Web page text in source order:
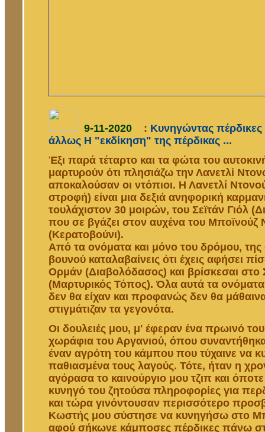
9-11-2020 : Κυνηγώντας
άλλως Η "εκδίκηση" της πέρδικας ...
Έξι παρά τέταρτο και τα φώτα του
μαρτυρούν ότι πλησιάζω την Λανετλί
αποκαλούσαν οι ντόπιοι. Η Λανετλί
στροφή) είναι μια δεξιά ανηφορική
τουλάχιστον 30 μοιρών, του Σεϊτάν Γιόλ
που σε βγάζει στον αυχένα του Μποϊνούζ
(Κερατοβούνι).
Από τα ονόματα και μόνο του δρόμου, της
βουνού καταλαβαίνεις ότι έχεις αφήσει
Ορμάν (Διαβολόδασος) και βρίσκεσαι στο
(Μαρτυρικός Τόπος). Όλα αυτά τα
δεν θα είχαν και προφανώς δεν θα
στιγμάτιζαν τα γεγονότα.
Οι δουλειές μου, μ' έφεραν ένα πρωινό
χωράφια του Αργανιού, όπου
έναν αγρότη του κάμπου που τύχαινε να
παθιασμένα τους λαγούς. Τότε, ήταν η
αγόρασα το καινούργιο μου τζιπ και
κυνηγό του ζητούσα πληροφορίες για
και τώρα γινόντουσαν περισσότερο
Κωστής μου σύστησε να κυνηγήσω στο
αφού σήκωνε κάμποσες πέρδικες πάνω